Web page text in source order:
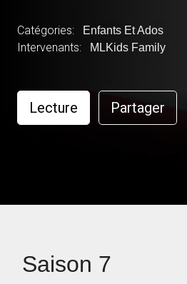
Catégories: Enfants Et Ados
Intervenants: MLKids Family
Lecture Partager
Saison 7